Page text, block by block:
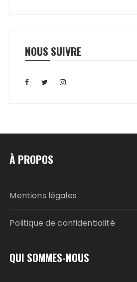
NOUS SUIVRE
À PROPOS
Mentions légales
Politique de confidentialité
QUI SOMMES-NOUS